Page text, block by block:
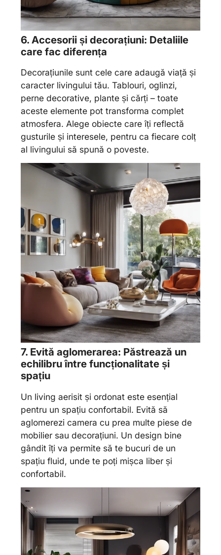
6. Accesorii și decorațiuni: Detaliile
care fac diferența
Decorațiunile sunt cele care adaugă viață și
caracter livingului tău. Tablouri, oglinzi,
perne decorative, plante și cărți – toate
aceste elemente pot transforma complet
atmosfera. Alege obiecte care îți reflectă
gusturile și interesele, pentru ca fiecare colț
al livingului să spună o poveste.
7. Evită aglomerarea: Păstrează un
echilibru între funcționalitate și
spațiu
Un living aerisit și ordonat este esențial
pentru un spațiu confortabil. Evită să
aglomerezi camera cu prea multe piese de
mobilier sau decorațiuni. Un design bine
gândit îți va permite să te bucuri de un
spațiu fluid, unde te poți mișca liber și
confortabil.